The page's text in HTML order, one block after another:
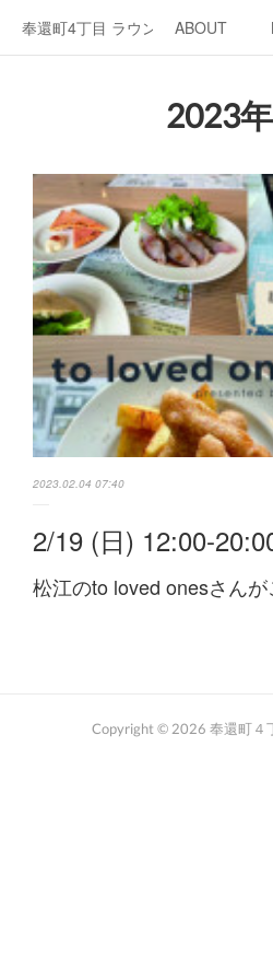
奉還町4丁目 ラウンジ・カド
ABOUT
2023
2023.02.04 07:40
2/19 (日) 12:00-
松江のto loved onesさん
Copyright © 2026 奉還町４